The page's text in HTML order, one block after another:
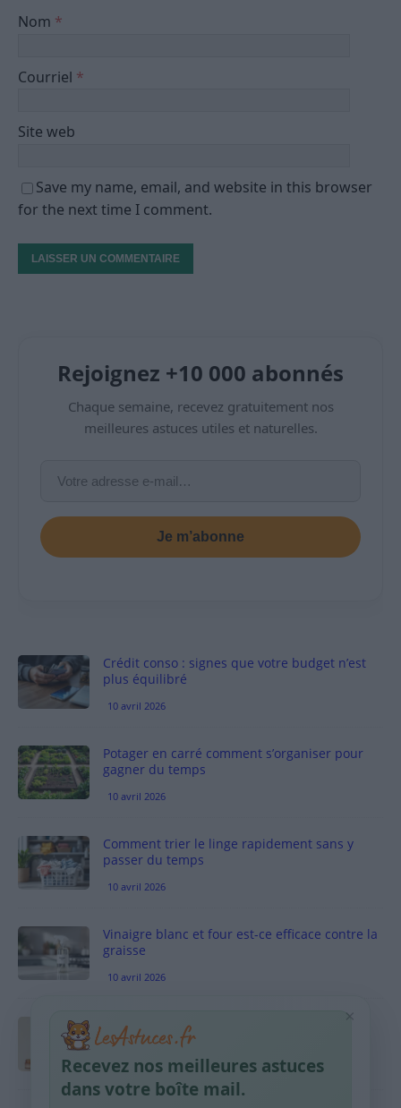
Nom *
Courriel *
Site web
Save my name, email, and website in this browser
for the next time I comment.
Rejoignez +10 000 abonnés
Chaque semaine, recevez gratuitement nos
meilleures astuces utiles et naturelles.
Je m’abonne
Crédit conso : signes que votre budget n’est
plus équilibré
10 avril 2026
Potager en carré comment s’organiser pour
gagner du temps
10 avril 2026
Comment trier le linge rapidement sans y
passer du temps
10 avril 2026
Vinaigre blanc et four est-ce efficace contre la
graisse
10 avril 2026
Taches pigmentaires : routine simple +
habitudes qui aident
9 avril 2026
×
Recevez nos meilleures astuces
dans votre boîte mail.